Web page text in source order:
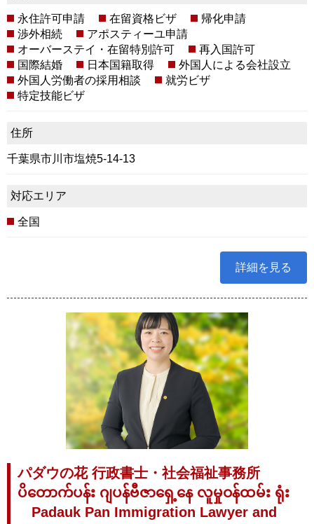
永住許可申請 在留資格ビザ
帰化申請
渉外相続
アポスティーユ申請
オーバーステイ・在留特別許可
再入国許可
国際結婚
日本国籍取得
外国人による会社設立
外国人労働者の採用相談
就労ビザ
特定技能ビザ
住所
千葉県市川市塩焼5-14-13
対応エリア
全国
詳細を見る
パダウの花 行政書士・社会福祉事務所
ပိတောက်ပန်း ဂျပန်ဗီဇာရှေ့နေ လူမှုဝန်ထမ်း ရုံး
Padauk Pan Immigration Lawyer and